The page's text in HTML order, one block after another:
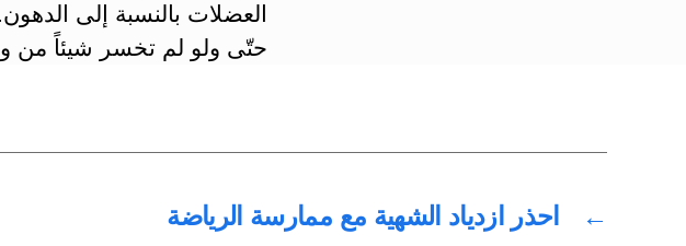
العضلات بالنسبة إلى
حتّى ولو لم تخسر شيئاً من
← احذر ازدياد الشهية مع ممارسة الرياضة